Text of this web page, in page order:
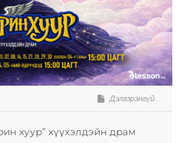
Дэлгэрэнгүй
хуур” хүүхэлдэйн драм